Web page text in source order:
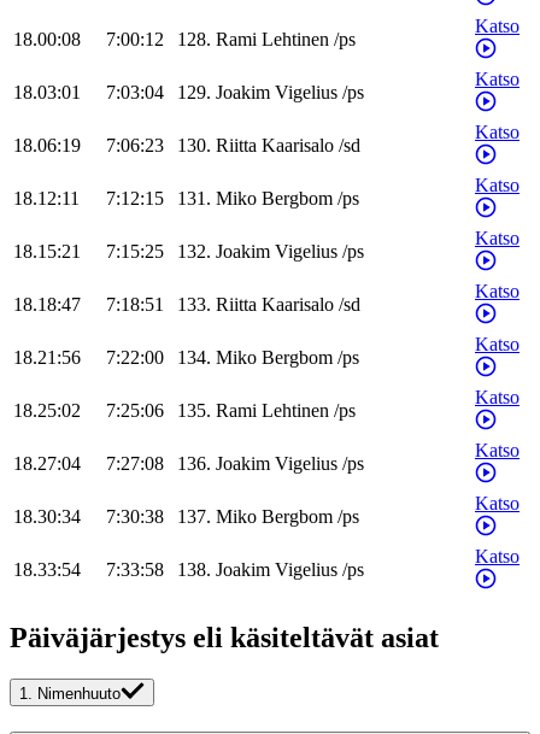
18.00:08 7:00:12 128. Rami Lehtinen /ps
Katso
18.03:01 7:03:04 129. Joakim Vigelius /ps
Katso
18.06:19 7:06:23 130. Riitta Kaarisalo /sd
Katso
18.12:11 7:12:15 131. Miko Bergbom /ps
Katso
18.15:21 7:15:25 132. Joakim Vigelius /ps
Katso
18.18:47 7:18:51 133. Riitta Kaarisalo /sd
Katso
18.21:56 7:22:00 134. Miko Bergbom /ps
Katso
18.25:02 7:25:06 135. Rami Lehtinen /ps
Katso
18.27:04 7:27:08 136. Joakim Vigelius /ps
Katso
18.30:34 7:30:38 137. Miko Bergbom /ps
Katso
18.33:54 7:33:58 138. Joakim Vigelius /ps
Katso
Päiväjärjestys eli käsiteltävät asiat
1. Nimenhuuto